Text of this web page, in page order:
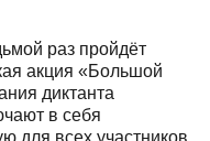
раз пройдёт
акция «Большой
диктанта
в себя